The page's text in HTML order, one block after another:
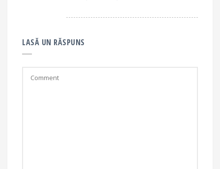
LASĂ UN RĂSPUNS